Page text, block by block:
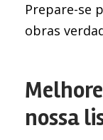
Prepare-se
obras
nossa